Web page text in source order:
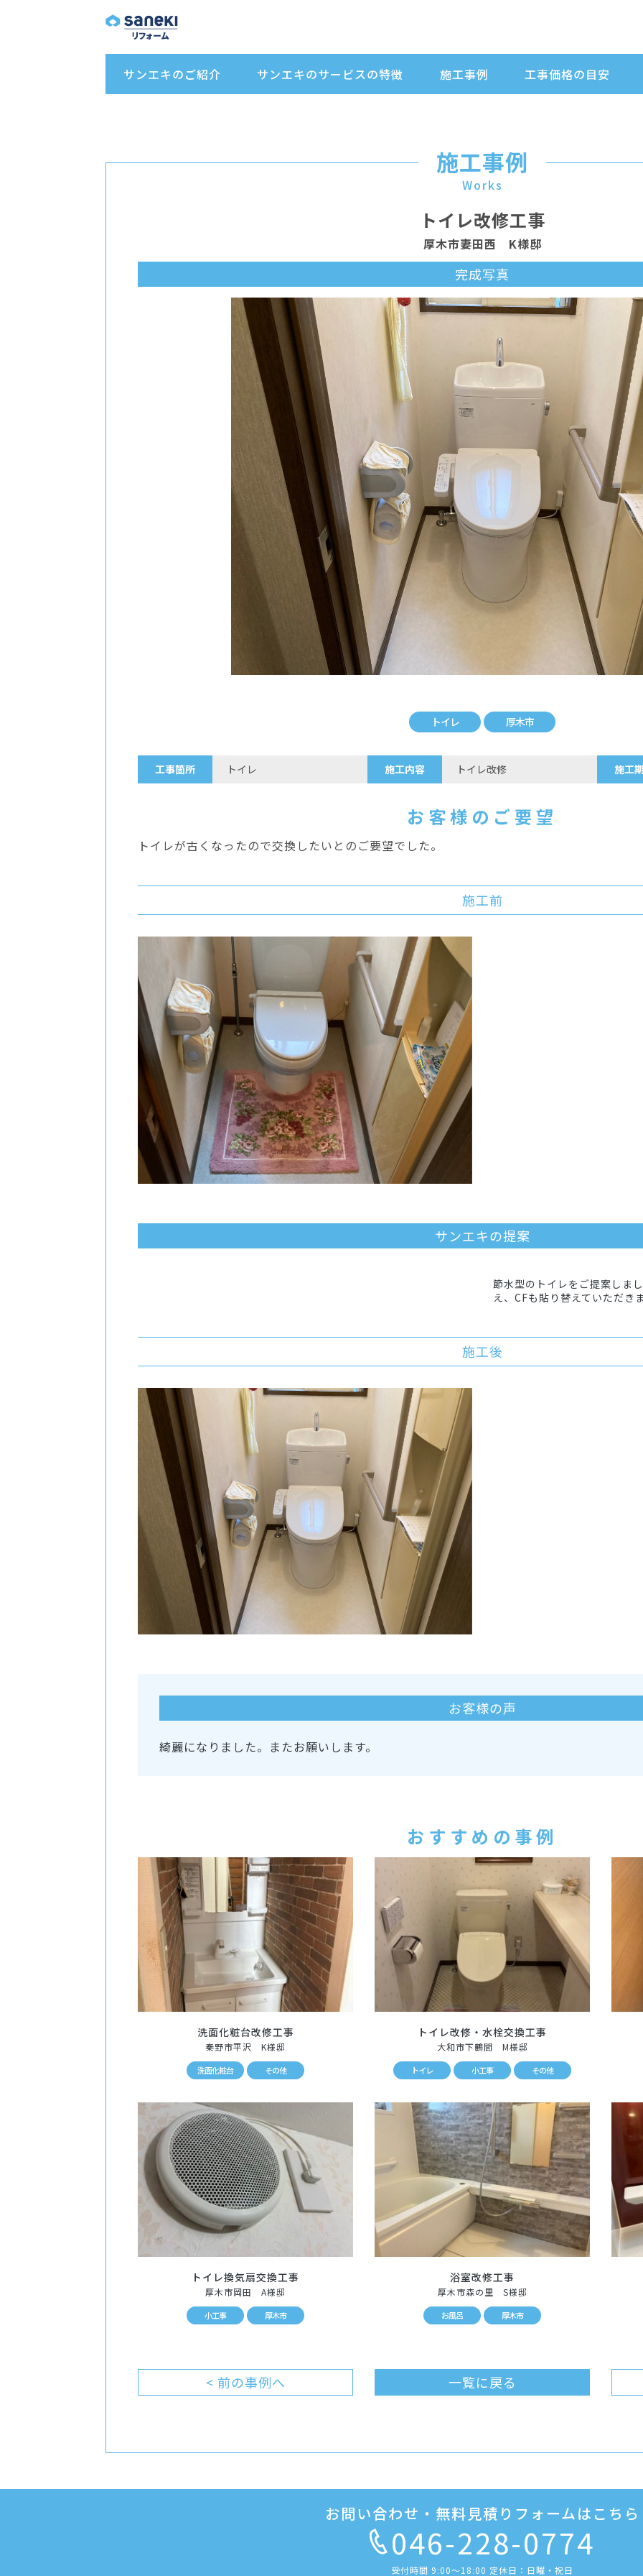
サンエキのご紹介 サンエキのサービスの特徴 施工事例 工事価格の目安
施工事例
Works
トイレ改修工事
厚木市妻田西 K様邸
完成写真
トイレ 厚木市
工事箇所 トイレ 施工内容 トイレ改修 施工
お客様のご要望
トイレが古くなったので交換したいとのご要望でした。
施工前
サンエキの提案
節水型のトイレをご提案しま
え、CFも貼り替えていただき
施工後
お客様の声
綺麗になりました。またお願いします。
おすすめの事例
洗面化粧台改修工事
秦野市平沢 K様邸
洗面化粧台 その他
トイレ改修・水栓交換工事
大和市下鶴間 M様邸
トイレ 小工事 その他
トイレ換気扇交換工事
厚木市岡田 A様邸
小工事 厚木市
浴室改修工事
厚木市森の里 S様邸
お風呂 厚木市
< 前の事例へ 一覧に戻る
お問い合わせ・無料見積りフォームはこちら
046-228-0774
受付時間 9:00〜18:00 定休日：日曜・祝日